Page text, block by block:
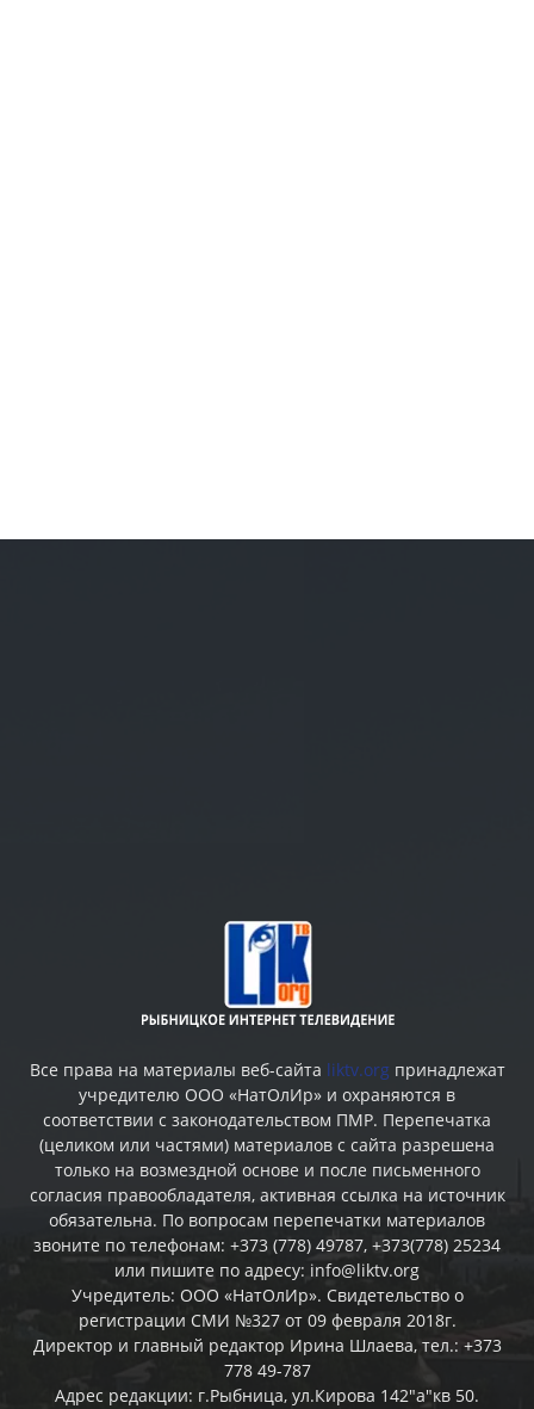
Все права на материалы веб-сайта liktv.org принадлежат
учредителю ООО «НатОлИр» и охраняются в
соответствии с законодательством ПМР. Перепечатка
(целиком или частями) материалов c сайта разрешена
только на возмездной основе и после письменного
согласия правообладателя, активная ссылка на источник
обязательна. По вопросам перепечатки материалов
звоните по телефонам: +373 (778) 49787, +373(778) 25234
или пишите по адресу: info@liktv.org
Учредитель: ООО «НатОлИр». Свидетельство о
регистрации СМИ №327 от 09 февраля 2018г.
Директор и главный редактор Ирина Шлаева, тел.: +373
778 49-787
Адрес редакции: г.Рыбница, ул.Кирова 142"а"кв 50.